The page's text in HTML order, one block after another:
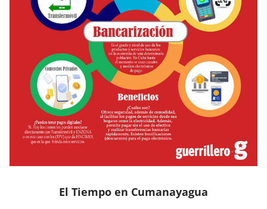
El Tiempo en Cumanayagua